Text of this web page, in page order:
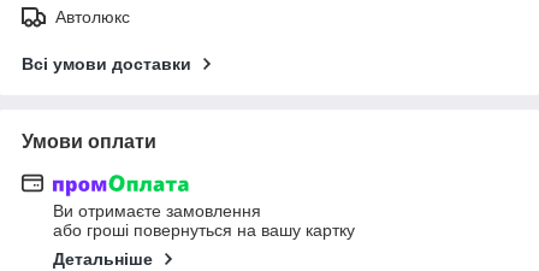
Автолюкс
Всі умови доставки
Умови оплати
Ви отримаєте замовлення
або гроші повернуться на вашу картку
Детальніше